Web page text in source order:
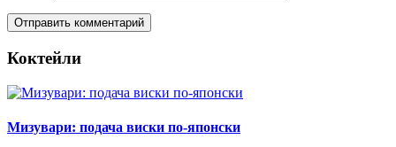
Коктейли
Мизувари: подача виски по-японски